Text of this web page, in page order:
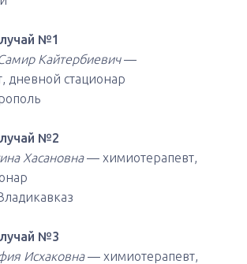
№1
Кайтербиевич—
дневной стационар
№2
Хасановна— химиотерапевт,
№3
Исхаковна— химиотерапевт,